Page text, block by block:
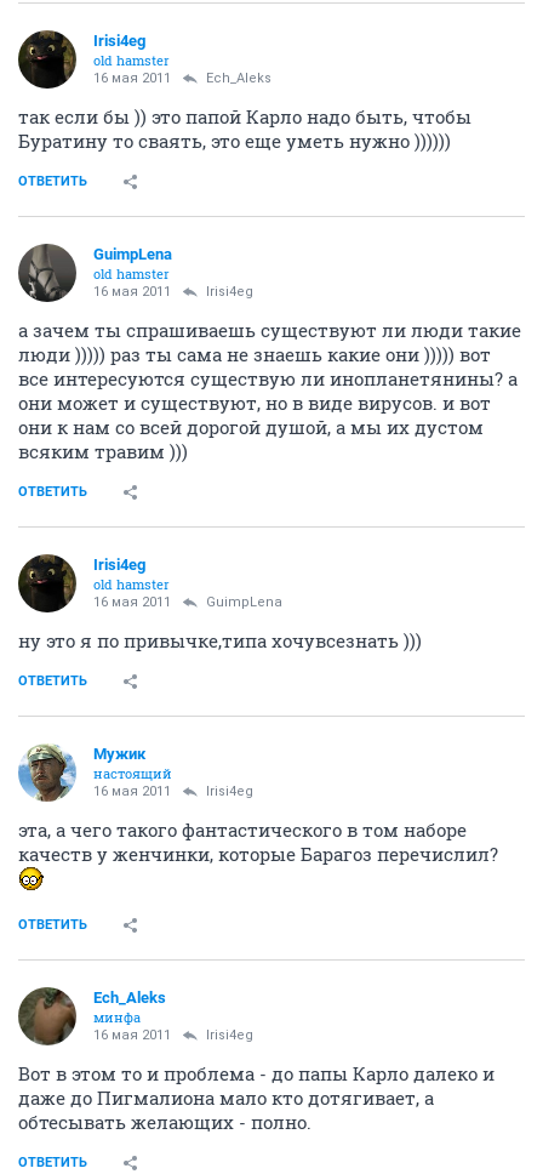
Irisi4eg
old hamster
16 мая 2011 Ech_Aleks
так если бы )) это папой Карло надо быть, чтобы
Буратину то сваять, это еще уметь нужно ))))))
ОТВЕТИТЬ
GuimpLеna
old hamster
16 мая 2011 Irisi4eg
а зачем ты спрашиваешь существуют ли люди такие
люди ))))) раз ты сама не знаешь какие они ))))) вот
все интересуются существую ли инопланетянины? а
они может и существуют, но в виде вирусов. и вот
они к нам со всей дорогой душой, а мы их дустом
всяким травим )))
ОТВЕТИТЬ
Irisi4eg
old hamster
16 мая 2011 GuimpLеna
ну это я по привычке,типа хочувсезнать )))
ОТВЕТИТЬ
Мужик
настоящий
16 мая 2011 Irisi4eg
эта, а чего такого фантастического в том наборе
качеств у женчинки, которые Барагоз перечислил?
ОТВЕТИТЬ
Ech_Aleks
минфа
16 мая 2011 Irisi4eg
Вот в этом то и проблема - до папы Карло далеко и
даже до Пигмалиона мало кто дотягивает, а
обтесывать желающих - полно.
ОТВЕТИТЬ